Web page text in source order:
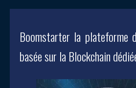
Boomstarter la plateforme
basée sur la Blockchain